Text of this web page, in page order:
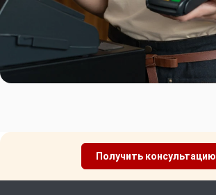
Получить консультацию